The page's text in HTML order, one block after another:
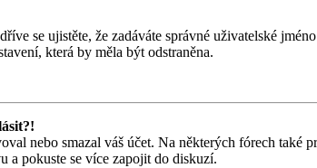
se ujistěte, že zadáváte správné uživatelské
která by měla být odstraněna.
nebo smazal váš účet. Na některých fórech
a pokuste se více zapojit do diskuzí.